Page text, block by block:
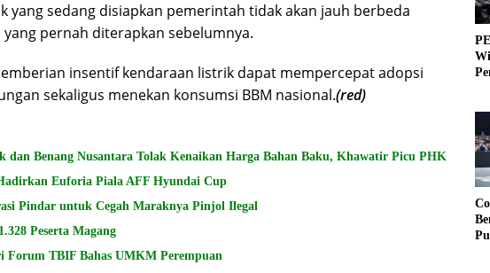
yang sedang disiapkan pemerintah tidak akan jauh berbeda
pernah diterapkan sebelumnya.
insentif kendaraan listrik dapat mempercepat adopsi
sekaligus menekan konsumsi BBM nasional.(red)
dan Benang Nusantara Tolak Kenaikan Harga Bahan Baku, Khawatir Picu PHK
Euforia Piala AFF Hyundai Cup
Pindar untuk Cegah Maraknya Pinjol Ilegal
Peserta Magang
TBIF Bahas UMKM Perempuan